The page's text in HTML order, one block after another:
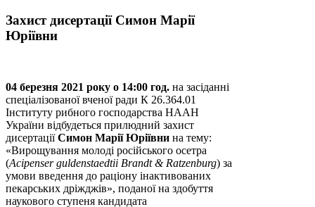
Захист дисертації Симон Марії
Юріївни
04 березня 2021 року о 14:00 год. на засіданні
спеціалізованої вченої ради К 26.364.01
Інституту рибного господарства НААН
України відбудеться прилюдний захист
дисертаціїСимон Марії Юріївни на тему:
«Вирощування молоді російського осетра
(Acipenser guldenstaedtii Brandt & Ratzenburg) за
умови введення до раціону інактивованих
пекарських дріжджів», поданої на здобуття
наукового ступеня кандидата